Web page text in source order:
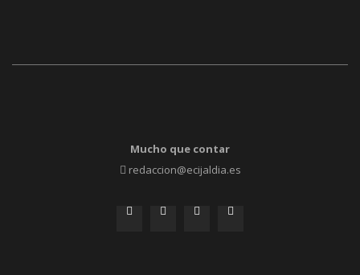
Mucho que contar
redaccion@ecijaldia.es